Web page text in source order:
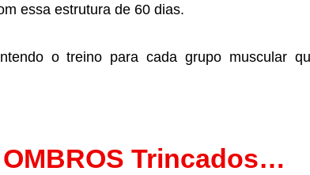
essa estrutura de 60 dias.
o treino para cada grupo muscular
Trincados…